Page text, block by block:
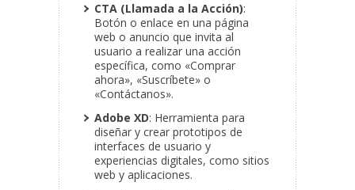
CTA (Llamada a la Acción):
Botón o enlace en una página
web o anuncio que invita al
usuario a realizar una acción
específica, como «Comprar
ahora», «Suscríbete» o
«Contáctanos».
Adobe XD: Herramienta para
diseñar y crear prototipos de
interfaces de usuario y
experiencias digitales, como sitios
web y aplicaciones.